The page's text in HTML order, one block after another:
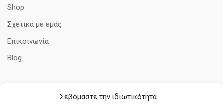
Σεβόμαστε την ιδιωτικότητά
Shop
Σχετικά με εμάς
Επικοινωνία
Blog